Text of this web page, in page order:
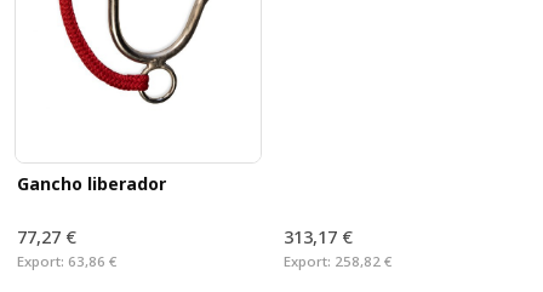
Gancho liberador
77,27 €
Export: 63,86 €
313,17 €
Export: 258,82 €